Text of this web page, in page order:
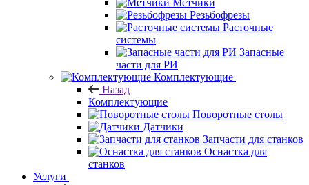
Метчики
Резьбофрезы
Расточные
системы
Запасные
части для РИ
Комплектующие
Назад
Комплектующие
Поворотные столы
Датчики
Запчасти для станков
Оснастка для
станков
Услуги